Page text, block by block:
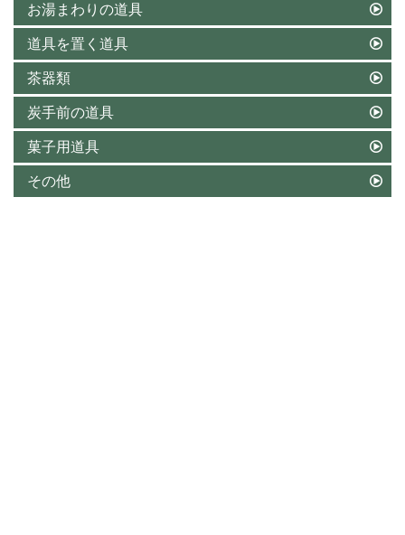
お湯まわりの道具
道具を置く道具
茶器類
炭手前の道具
菓子用道具
その他